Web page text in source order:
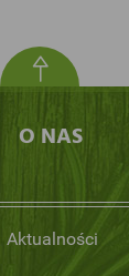
O NAS
Aktualności